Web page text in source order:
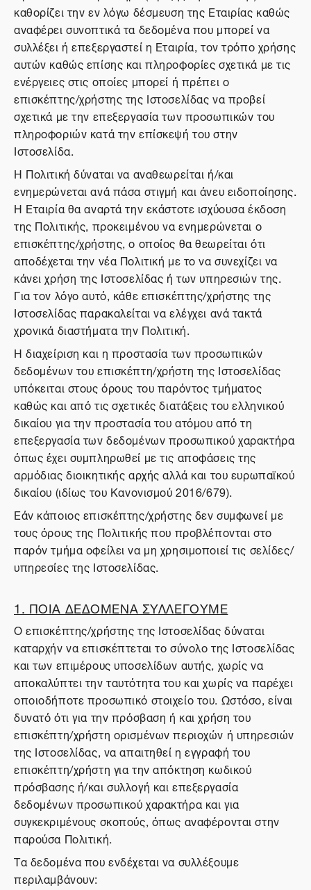
καθορίζει την εν λόγω δέσμευση της Εταιρίας καθώς
αναφέρει συνοπτικά τα δεδομένα που μπορεί να
συλλέξει ή επεξεργαστεί η Εταιρία, τον τρόπο χρήσης
αυτών καθώς επίσης και πληροφορίες σχετικά με τις
ενέργειες στις οποίες μπορεί ή πρέπει ο
επισκέπτης/χρήστης της Ιστοσελίδας να προβεί
σχετικά με την επεξεργασία των προσωπικών του
πληροφοριών κατά την επίσκεψή του στην
Ιστοσελίδα.
Η Πολιτική δύναται να αναθεωρείται ή/και
ενημερώνεται ανά πάσα στιγμή και άνευ ειδοποίησης.
Η Εταιρία θα αναρτά την εκάστοτε ισχύουσα έκδοση
της Πολιτικής, προκειμένου να ενημερώνεται ο
επισκέπτης/χρήστης, ο οποίος θα θεωρείται ότι
αποδέχεται την νέα Πολιτική με το να συνεχίζει να
κάνει χρήση της Ιστοσελίδας ή των υπηρεσιών της.
Για τον λόγο αυτό, κάθε επισκέπτης/χρήστης της
Ιστοσελίδας παρακαλείται να ελέγχει ανά τακτά
χρονικά διαστήματα την Πολιτική.
Η διαχείριση και η προστασία των προσωπικών
δεδομένων του επισκέπτη/χρήστη της Ιστοσελίδας
υπόκειται στους όρους του παρόντος τμήματος
καθώς και από τις σχετικές διατάξεις του ελληνικού
δικαίου για την προστασία του ατόμου από τη
επεξεργασία των δεδομένων προσωπικού χαρακτήρα
όπως έχει συμπληρωθεί με τις αποφάσεις της
αρμόδιας διοικητικής αρχής αλλά και του ευρωπαϊκού
δικαίου (ιδίως του Κανονισμού 2016/679).
Εάν κάποιος επισκέπτης/χρήστης δεν συμφωνεί με
τους όρους της Πολιτικής που προβλέπονται στο
παρόν τμήμα οφείλει να μη χρησιμοποιεί τις σελίδες/
υπηρεσίες της Ιστοσελίδας.
1. ΠΟΙΑ ΔΕΔΟΜΕΝΑ ΣΥΛΛΕΓΟΥΜΕ
Ο επισκέπτης/χρήστης της Ιστοσελίδας δύναται
καταρχήν να επισκέπτεται το σύνολο της Ιστοσελίδας
και των επιμέρους υποσελίδων αυτής, χωρίς να
αποκαλύπτει την ταυτότητα του και χωρίς να παρέχει
οποιοδήποτε προσωπικό στοιχείο του. Ωστόσο, είναι
δυνατό ότι για την πρόσβαση ή και χρήση του
επισκέπτη/χρήστη ορισμένων περιοχών ή υπηρεσιών
της Ιστοσελίδας, να απαιτηθεί η εγγραφή του
επισκέπτη/χρήστη για την απόκτηση κωδικού
πρόσβασης ή/και συλλογή και επεξεργασία
δεδομένων προσωπικού χαρακτήρα και για
συγκεκριμένους σκοπούς, όπως αναφέρονται στην
παρούσα Πολιτική.
Τα δεδομένα που ενδέχεται να συλλέξουμε
περιλαμβάνουν: